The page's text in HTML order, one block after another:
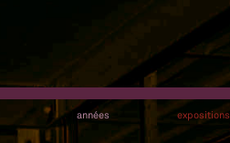
années expositions